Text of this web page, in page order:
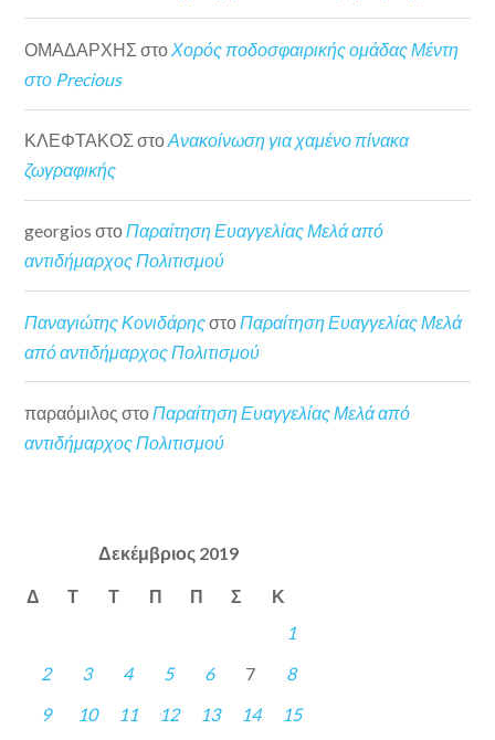
ΟΜΑΔΑΡΧΗΣ στοΧορός ποδοσφαιρικής ομάδας Μέντη
στο Precious
ΚΛΕΦΤΑΚΟΣ στοΑνακοίνωση για χαμένο πίνακα
ζωγραφικής
georgios στοΠαραίτηση Ευαγγελίας Μελά από
αντιδήμαρχος Πολιτισμού
Παναγιώτης Κονιδάρηςστο Παραίτηση Ευαγγελίας Μελά
από αντιδήμαρχος Πολιτισμού
παραόμιλος στοΠαραίτηση Ευαγγελίας Μελά από
αντιδήμαρχος Πολιτισμού
Δεκέμβριος 2019
Δ Τ Τ Π Π Σ Κ
1
2
3 4 5 6 7
8
9
10 11 12 13 14
15